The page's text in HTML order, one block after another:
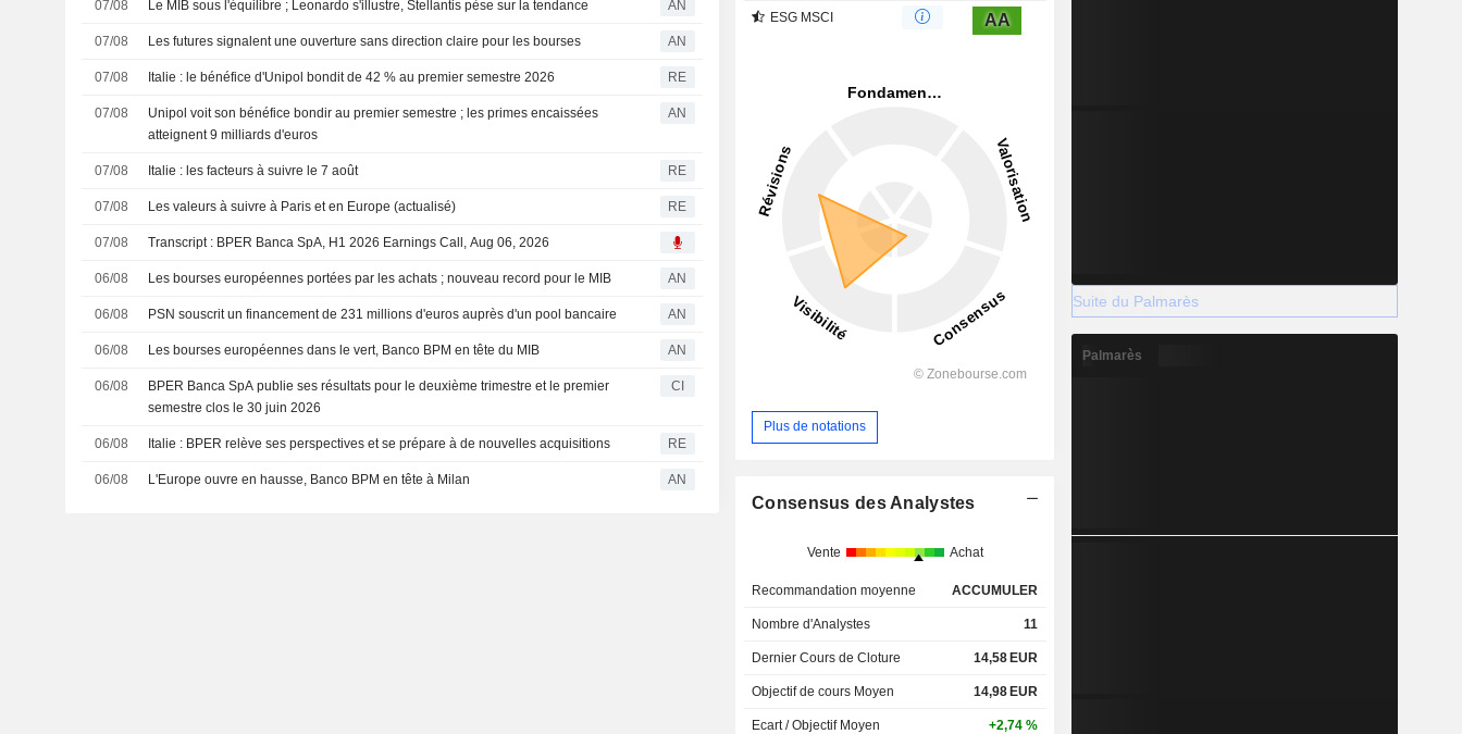
07/08 Le MIB sous l'équilibre ; Leonardo s'illustre, Stellantis pèse sur la tendance AN
07/08 Les futures signalent une ouverture sans direction claire pour les bourses AN
07/08 Italie : le bénéfice d'Unipol bondit de 42 % au premier semestre 2026 RE
07/08
Unipol voit son bénéfice bondir au premier semestre ; les primes encaissées
atteignent 9 milliards d'euros
AN
07/08 Italie : les facteurs à suivre le 7 août RE
07/08 Les valeurs à suivre à Paris et en Europe (actualisé) RE
07/08 Transcript : BPER Banca SpA, H1 2026 Earnings Call, Aug 06, 2026
06/08 Les bourses européennes portées par les achats ; nouveau record pour le MIB AN
06/08 PSN souscrit un financement de 231 millions d'euros auprès d'un pool bancaire AN
06/08 Les bourses européennes dans le vert, Banco BPM en tête du MIB AN
06/08
BPER Banca SpA publie ses résultats pour le deuxième trimestre et le premier
semestre clos le 30 juin 2026
CI
06/08 Italie : BPER relève ses perspectives et se prépare à de nouvelles acquisitions RE
06/08 L'Europe ouvre en hausse, Banco BPM en tête à Milan AN
ESG MSCI AA
Plus de notations
Consensus des Analystes
Vente Achat
Recommandation moyenne ACCUMULER
Nombre d'Analystes 11
Dernier Cours de Cloture 14,58EUR
Objectif de cours Moyen 14,98EUR
Ecart / Objectif Moyen +2,74 %
Suite du Palmarès
Palmarès